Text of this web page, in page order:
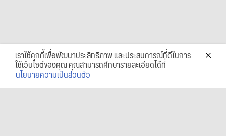
เราใช้คุกกี้เพื่อพัฒนาประสิทธิภาพ และประสบการณ์ที่ดีในการ
ใช้เว็บไซต์ของคุณ คุณสามารถศึกษารายละเอียดได้ที่
นโยบายความเป็นส่วนตัว